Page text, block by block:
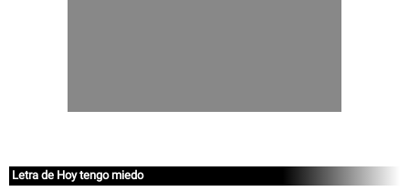
Letra de Hoy tengo miedo